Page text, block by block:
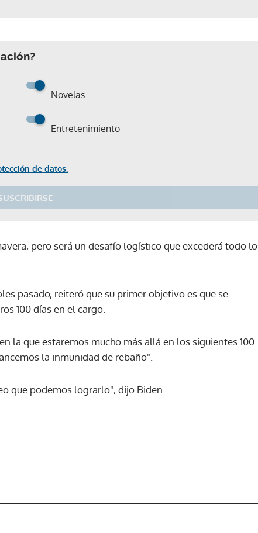
Novelas
Entretenimiento
de datos.
pero será un desafío logístico que excederá todo lo
pasado, reiteró que su primer objetivo es que se
100 días en el cargo.
la que estaremos mucho más allá en los siguientes 100
la inmunidad de rebaño".
que podemos lograrlo", dijo Biden.